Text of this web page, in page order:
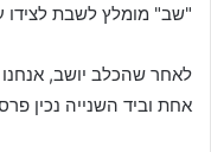
"שב" מומלץ לשבת
לאחר שהכלב יושב, אנחנו
אחת וביד השנייה נכין